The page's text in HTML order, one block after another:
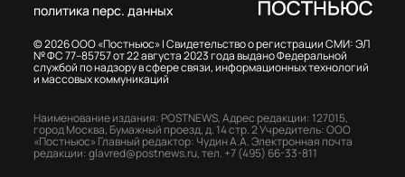
© 2026 ООО «Постньюс» |Свидетельство о регистрации СМИ: ЭЛ
№ ФС 77–85757 от 22 августа 2023 года выдано Федеральной
службой по надзору в сфере связи, информационных технологий
и массовых коммуникаций
политика перс. данных
Наименование издания: POSTNEWS,Адрес редакции: 127015,
город Москва, Бумажный проезд, д. 14 стр. 2Учредитель: ООО
«Постньюс» Главный редактор: Чудин А.А.Электронная почта
редакции:glavred@postnews.ru,тел. +7 (495) 66-33-811